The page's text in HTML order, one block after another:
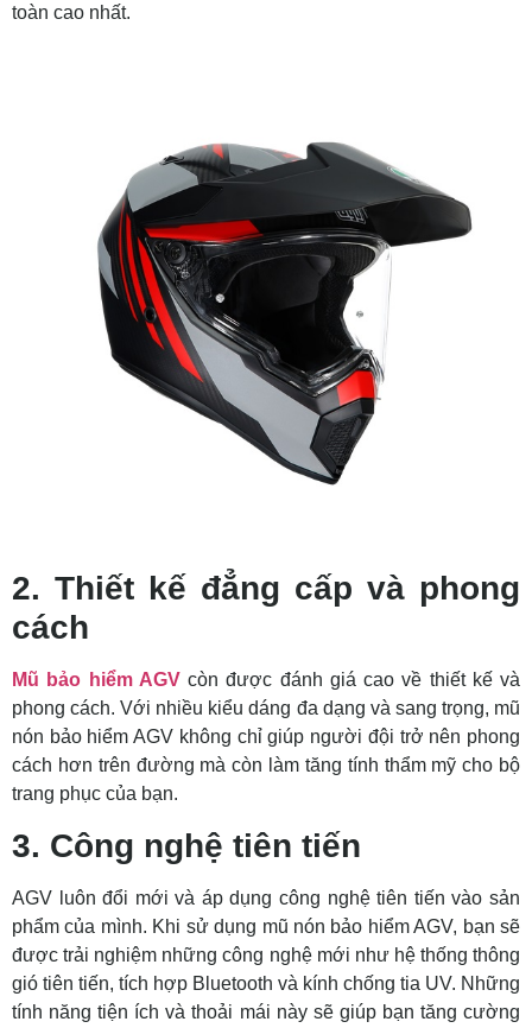
toàn cao nhất.
2. Thiết kế đẳng cấp và phong
cách
Mũ bảo hiểm AGV còn được đánh giá cao về thiết kế và
phong cách. Với nhiều kiểu dáng đa dạng và sang trọng, mũ
nón bảo hiểm AGV không chỉ giúp người đội trở nên phong
cách hơn trên đường mà còn làm tăng tính thẩm mỹ cho bộ
trang phục của bạn.
3. Công nghệ tiên tiến
AGV luôn đổi mới và áp dụng công nghệ tiên tiến vào sản
phẩm của mình. Khi sử dụng mũ nón bảo hiểm AGV, bạn sẽ
được trải nghiệm những công nghệ mới như hệ thống thông
gió tiên tiến, tích hợp Bluetooth và kính chống tia UV. Những
tính năng tiện ích và thoải mái này sẽ giúp bạn tăng cường